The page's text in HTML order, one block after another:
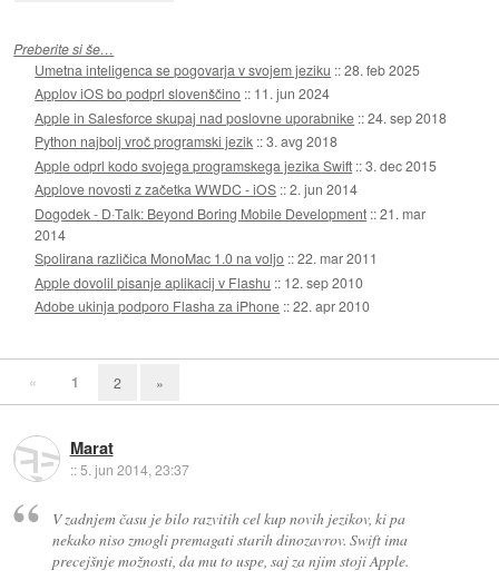
Preberite si še…
Umetna inteligenca se pogovarja v svojem jeziku ::28. feb 2025
Applov iOS bo podprl slovenščino :: 11. jun 2024
Apple in Salesforce skupaj nad poslovne uporabnike ::24. sep 2018
Python najbolj vroč programski jezik ::3. avg 2018
Apple odprl kodo svojega programskega jezika Swift ::3. dec 2015
Applove novosti z začetka WWDC - iOS ::2. jun 2014
Dogodek - D·Talk: Beyond Boring Mobile Development ::21. mar
2014
Spolirana različica MonoMac 1.0 na voljo ::22. mar 2011
Apple dovolil pisanje aplikacij v Flashu :: 12. sep 2010
Adobe ukinja podporo Flasha za iPhone ::22. apr 2010
« 1 2 »
Marat
::5. jun 2014, 23:37
V zadnjem času je bilo razvitih cel kup novih jezikov, ki pa
nekako niso zmogli premagati starih dinozavrov. Swift ima
precejšnje možnosti, da mu to uspe, saj za njim stoji Apple.